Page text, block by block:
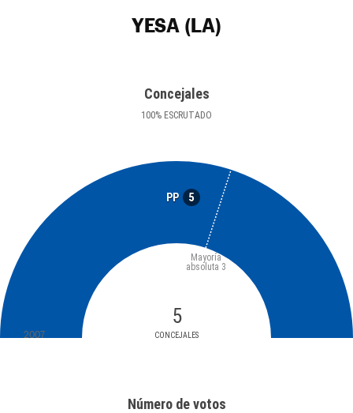
YESA (LA)
Concejales
100% ESCRUTADO
PP 5
5
CONCEJALES
Mayoría
absoluta 3
2007
Número de votos